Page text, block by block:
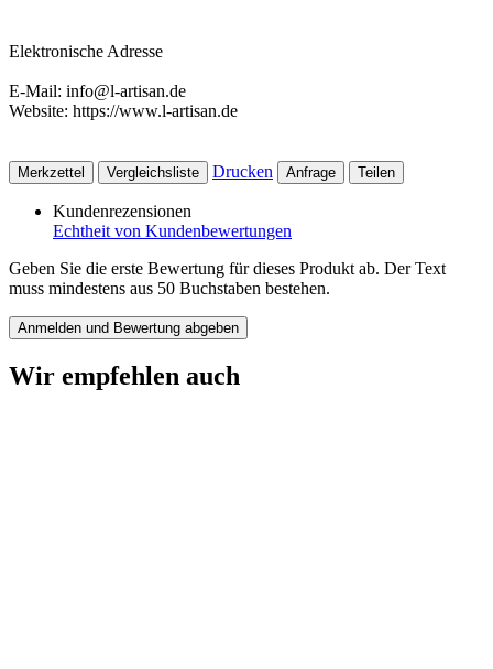
Elektronische Adresse
E-Mail: info@l-artisan.de
Website: https://www.l-artisan.de
Merkzettel Vergleichsliste Drucken Anfrage Teilen
Kundenrezensionen
Echtheit von Kundenbewertungen
Geben Sie die erste Bewertung für dieses Produkt ab. Der Text
muss mindestens aus 50 Buchstaben bestehen.
Anmelden und Bewertung abgeben
Wir empfehlen auch